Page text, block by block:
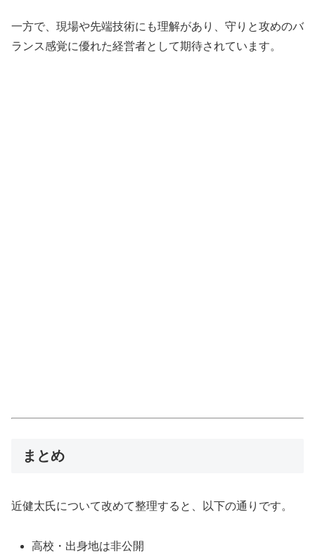
一方で、現場や先端技術にも理解があり、守りと攻めのバ
ランス感覚に優れた経営者として期待されています。
まとめ
近健太氏について改めて整理すると、以下の通りです。
高校・出身地は非公開